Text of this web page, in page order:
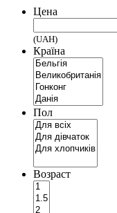
Цена
(UAH)
Країна
Пол
Возраст